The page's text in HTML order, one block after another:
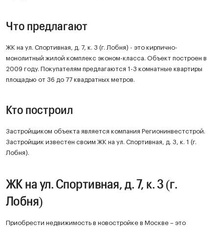
Что предлагают
ЖК на ул. Спортивная, д. 7, к. 3 (г. Лобня) - это кирпично-
монолитный жилой комплекс эконом-класса. Объект построен в
2009 году. Покупателям предлагаются 1-3 комнатные квартиры
площадью от 36 до 77 квадратных метров.
Кто построил
Застройщиком объекта является компания Регионинвестстрой.
Застройщик известен своим ЖК на ул. Спортивная, д. 3, к. 1 (г.
Лобня).
ЖК на ул. Спортивная, д. 7, к. 3 (г.
Лобня)
Приобрести недвижимость в новостройке в Москве – это